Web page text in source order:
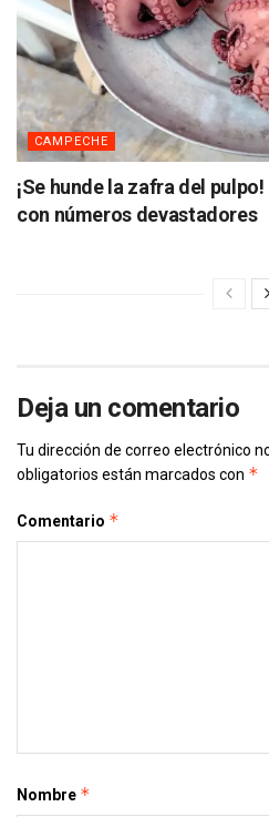
CAMPECHE
¡Se hunde la zafra del
con números devastadores
Deja un comentario
Tu dirección de correo electrónico
obligatorios están marcados con *
Comentario *
Nombre *